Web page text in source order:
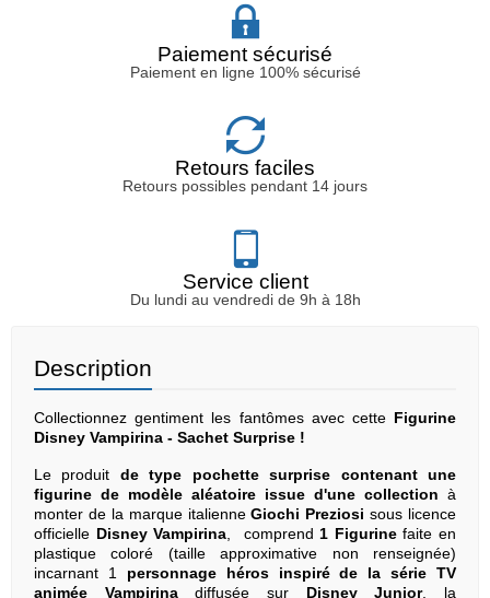
Paiement sécurisé
Paiement en ligne 100% sécurisé
Retours faciles
Retours possibles pendant 14 jours
Service client
Du lundi au vendredi de 9h à 18h
Description
Collectionnez gentiment les fantômes avec cetteFigurine
Disney Vampirina - Sachet Surprise !
Le produit de type pochette surprise contenant une
figurine de modèle aléatoire issue d'une collection à
monter de la marque italienneGiochi Preziosi sous licence
officielle Disney Vampirina, comprend1 Figurinefaite en
plastique coloré (taille approximative non renseignée)
incarnant 1 personnage héros inspiré de la série TV
animée Vampirinadiffusée sur Disney Junior, la